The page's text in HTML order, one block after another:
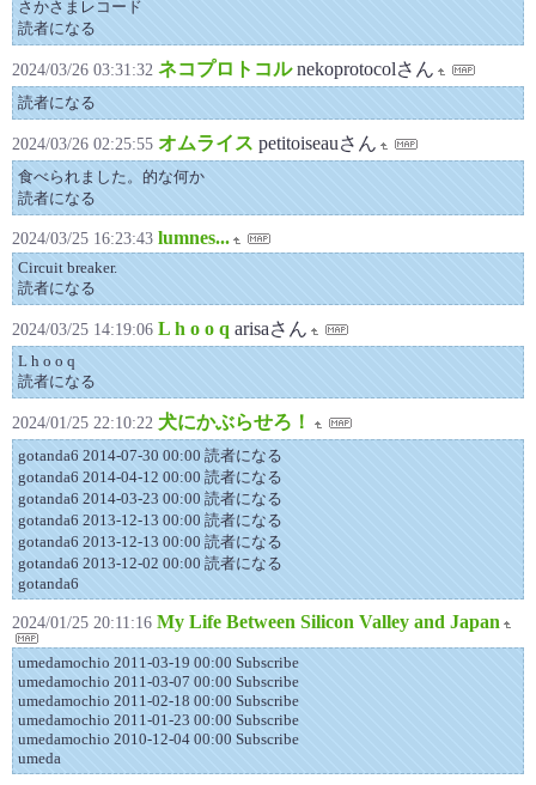
さかさまレコード
読者になる
2024/03/26 03:31:32 ネコプロトコル nekoprotocolさん
読者になる
2024/03/26 02:25:55 オムライス petitoiseauさん
食べられました。的な何か
読者になる
2024/03/25 16:23:43 lumnes...
Circuit breaker.
読者になる
2024/03/25 14:19:06 L h o o q arisaさん
L h o o q
読者になる
2024/01/25 22:10:22 犬にかぶらせろ！
gotanda6 2014-07-30 00:00 読者になる
gotanda6 2014-04-12 00:00 読者になる
gotanda6 2014-03-23 00:00 読者になる
gotanda6 2013-12-13 00:00 読者になる
gotanda6 2013-12-13 00:00 読者になる
gotanda6 2013-12-02 00:00 読者になる
gotanda6
2024/01/25 20:11:16 My Life Between Silicon Valley and Japan
umedamochio 2011-03-19 00:00 Subscribe
umedamochio 2011-03-07 00:00 Subscribe
umedamochio 2011-02-18 00:00 Subscribe
umedamochio 2011-01-23 00:00 Subscribe
umedamochio 2010-12-04 00:00 Subscribe
umeda